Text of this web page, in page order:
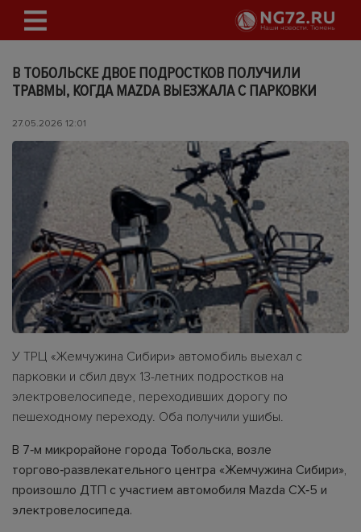
В ТОБОЛЬСКЕ ДВОЕ ПОДРОСТКОВ ПОЛУЧИЛИ
ТРАВМЫ, КОГДА MAZDA ВЫЕЗЖАЛА С ПАРКОВКИ
27.05.2026 12:01
У ТРЦ «Жемчужина Сибири» автомобиль выехал с
парковки и сбил двух 13-летних подростков на
электровелосипеде, переходивших дорогу по
пешеходному переходу. Оба получили ушибы.
В 7‑м микрорайоне города Тобольска, возле
торгово‑развлекательного центра «Жемчужина Сибири»,
произошло ДТП с участием автомобиля Mazda CX‑5 и
электровелосипеда.